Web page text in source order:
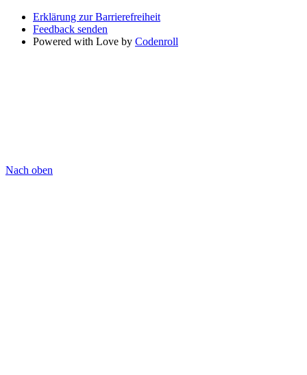
Erklärung zur Barrierefreiheit
Feedback senden
Powered with Love by Codenroll
Nach oben